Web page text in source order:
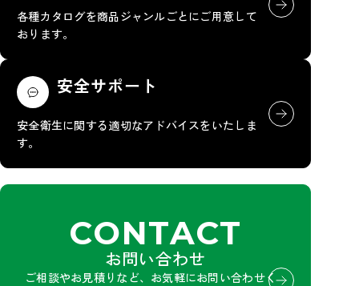
各種カタログを商品ジャンルごとにご用意して
おります。
安全サポート
安全衛生に関する適切なアドバイスをいたしま
す。
CONTACT
お問い合わせ
ご相談やお見積りなど、お気軽にお問い合わせく